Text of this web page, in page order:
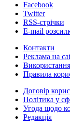
Facebook
Twitter
RSS-стрічки
E-mail
Контакти
Реклама на
Правила
Договір
Політика у
Угода щодо
Редакція